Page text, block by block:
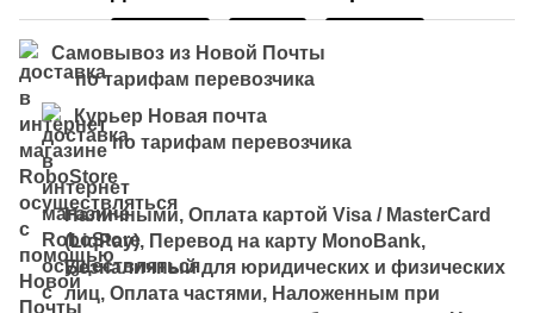
Самовывоз из Новой Почты
по тарифам перевозчика
Курьер Новая почта
по тарифам перевозчика
Наличными, Оплата картой Visa / MasterCard
(LiqPay), Перевод на карту MonoBank,
Безналичный для юридических и физических
лиц, Оплата частями, Наложенным при